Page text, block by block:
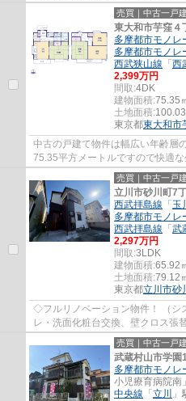
ー、ドラッグストア徒歩6分圏内
売買｜中古一戸建
東大和市芋窪
多摩都市モノレ
多摩都市モノレ
西武狭山線 「 西
2,399万円
間取:4DK
建物面積:75.35
土地面積:
東京都東大和市
中古の戸建て物件は幅広い年齢層
75.35平方メートルですので快適
スーパーもあります♪2駅利用でき
売買｜中古一戸建
立川市砂川町7
西武拝島線 「 玉
多摩都市モノレ
西武拝島線 「 武
2,297万円
間取:3LDK
建物面積:65.92
土地面積:79.12
東京都立川市砂
◇フルリノベーション物件！ （シ
レ・洗面化粧台交換、壁クロス
アクセス可能 ◇カースペース有 ◇
売買｜中古一戸建
武蔵村山市学
多摩都市モノレ
小児療育病院南
中央線 「 立川